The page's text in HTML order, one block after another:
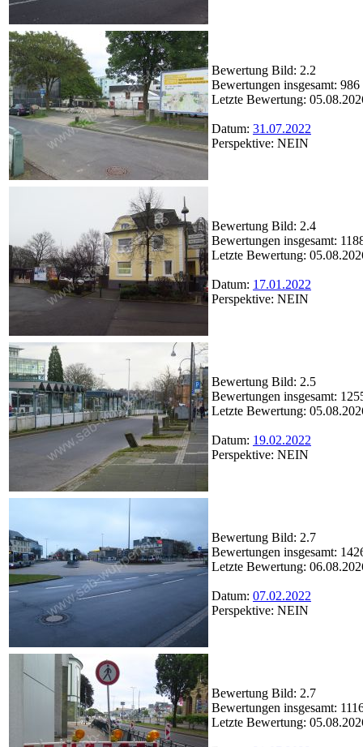
Bewertung Bild: 2.2
Bewertungen insgesamt: 986
Letzte Bewertung:
Datum: 31.07.2022
Perspektive: NEIN
Bewertung Bild: 2.4
Bewertungen insgesamt:
Letzte Bewertung:
Datum: 17.01.2022
Perspektive: NEIN
Bewertung Bild: 2.5
Bewertungen insgesamt:
Letzte Bewertung:
Datum: 19.02.2022
Perspektive: NEIN
Bewertung Bild: 2.7
Bewertungen insgesamt:
Letzte Bewertung:
Datum: 07.02.2022
Perspektive: NEIN
Bewertung Bild: 2.7
Bewertungen insgesamt:
Letzte Bewertung: